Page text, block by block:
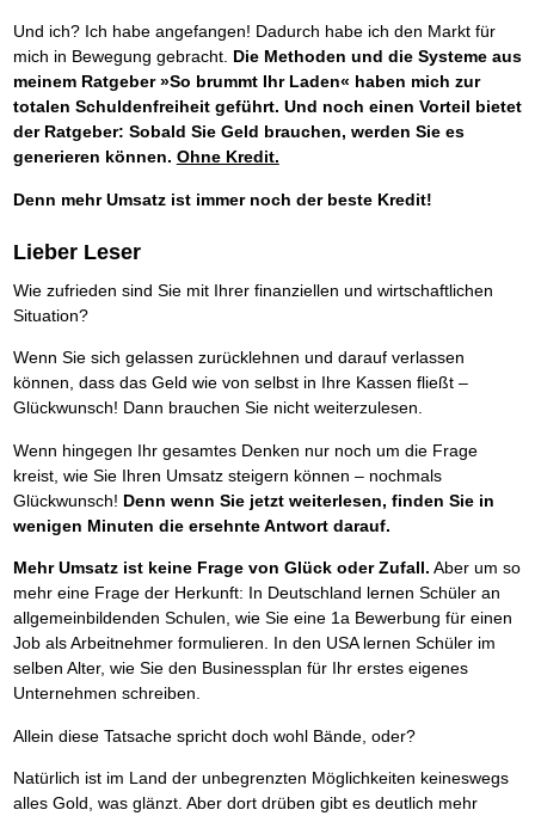
Und ich? Ich habe angefangen! Dadurch habe ich den Markt für
mich in Bewegung gebracht. Die Methoden und die Systeme aus
meinem Ratgeber »So brummt Ihr Laden« haben mich zur
totalen Schuldenfreiheit geführt. Und noch einen Vorteil bietet
der Ratgeber: Sobald Sie Geld brauchen, werden Sie es
generieren können. Ohne Kredit.
Denn mehr Umsatz ist immer noch der beste Kredit!
Lieber Leser
Wie zufrieden sind Sie mit Ihrer finanziellen und wirtschaftlichen
Situation?
Wenn Sie sich gelassen zurücklehnen und darauf verlassen
können, dass das Geld wie von selbst in Ihre Kassen fließt –
Glückwunsch! Dann brauchen Sie nicht weiterzulesen.
Wenn hingegen Ihr gesamtes Denken nur noch um die Frage
kreist, wie Sie Ihren Umsatz steigern können – nochmals
Glückwunsch! Denn wenn Sie jetzt weiterlesen, finden Sie in
wenigen Minuten die ersehnte Antwort darauf.
Mehr Umsatz ist keine Frage von Glück oder Zufall. Aber um so
mehr eine Frage der Herkunft: In Deutschland lernen Schüler an
allgemeinbildenden Schulen, wie Sie eine 1a Bewerbung für einen
Job als Arbeitnehmer formulieren. In den USA lernen Schüler im
selben Alter, wie Sie den Businessplan für Ihr erstes eigenes
Unternehmen schreiben.
Allein diese Tatsache spricht doch wohl Bände, oder?
Natürlich ist im Land der unbegrenzten Möglichkeiten keineswegs
alles Gold, was glänzt. Aber dort drüben gibt es deutlich mehr